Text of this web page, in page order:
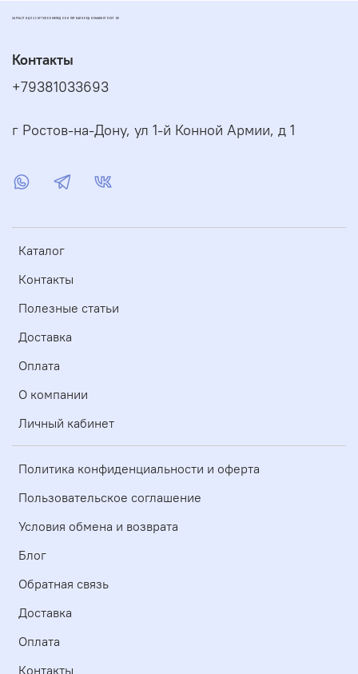
ЗАПЧАСТИ ДЛЯ СКУТЕРОВ МОПЕДОВ И ПИТБАЙКОВ ДИОМАРКЕТ РОСТОВ
Каталог
Контакты
Полезные статьи
Доставка
Оплата
О компании
Личный кабинет
Политика конфиденциальности и оферта
Пользовательское соглашение
Условия обмена и возврата
Блог
Обратная связь
Доставка
Оплата
Контакты
Контакты
+79381033693
г Ростов-на-Дону, ул 1-й Конной Армии, д 1